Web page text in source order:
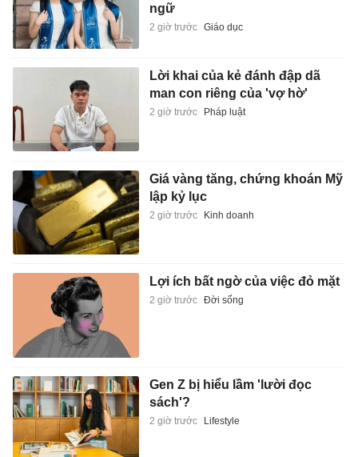
ngữ
2 giờ trước Giáo dục
Lời khai của kẻ đánh đập dã
man con riêng của 'vợ hờ'
2 giờ trước Pháp luật
Giá vàng tăng, chứng khoán Mỹ
lập kỷ lục
2 giờ trước Kinh doanh
Lợi ích bất ngờ của việc đỏ mặt
2 giờ trước Đời sống
Gen Z bị hiểu lầm 'lười đọc
sách'?
2 giờ trước Lifestyle